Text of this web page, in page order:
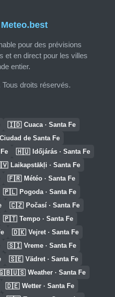
pour des prévisions
et en direct pour les villes
entier.
droits réservés.
🇮🇩 Cuaca · Santa Fe
de Santa Fe
🇭🇺 Időjárás · Santa Fe
Laikapstākļi · Santa Fe
🇫🇷 Météo · Santa Fe
🇵🇱 Pogoda · Santa Fe
🇨🇿 Počasí · Santa Fe
🇵🇹 Tempo · Santa Fe
🇩🇰 Vejret · Santa Fe
🇸🇮 Vreme · Santa Fe
🇸🇪 Vädret · Santa Fe
Weather · Santa Fe
🇩🇪 Wetter · Santa Fe